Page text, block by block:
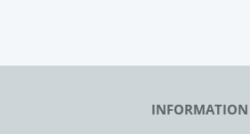
INFORMATION